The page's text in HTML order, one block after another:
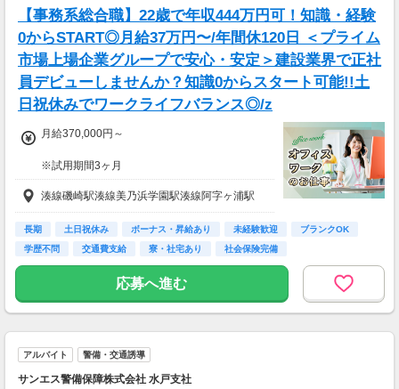
【事務系総合職】22歳で年収444万円可！知識・経験
0からSTART◎月給37万円〜/年間休120日 ＜プライム
市場上場企業グループで安心・安定＞建設業界で正社
員デビューしませんか？知識0からスタート可能!!土
日祝休みでワークライフバランス◎/z
月給370,000円～
※試用期間3ヶ月
待遇に変わりありません。
▽月給額に下記の一律手当含む
■エリア職種手当／1万2,000円～3万円
■稼働手当／1万円
■残業手当(超過分)
■引越手当／3万円（支給条件あり）
＜年収例＞
湊線磯崎駅湊線美乃浜学園駅湊線阿字ヶ浦駅
長期 土日祝休み ボーナス・昇給あり 未経験歓迎
ブランクOK
学歴不問
交通費支給 寮・社宅あり 社会保険完備
応募へ進む
アルバイト 警備・交通誘導
サンエス警備保障株式会社 水戸支社